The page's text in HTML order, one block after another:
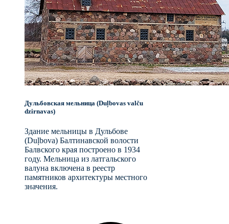
Дульбовская мельница (Duļbovas valču
dzirnavas)
Здание мельницы в Дульбове
(Duļbova) Балтинавской волости
Балвского края построено в 1934
году. Мельница из латгальского
валуна включена в реестр
памятников архитектуры местного
значения.